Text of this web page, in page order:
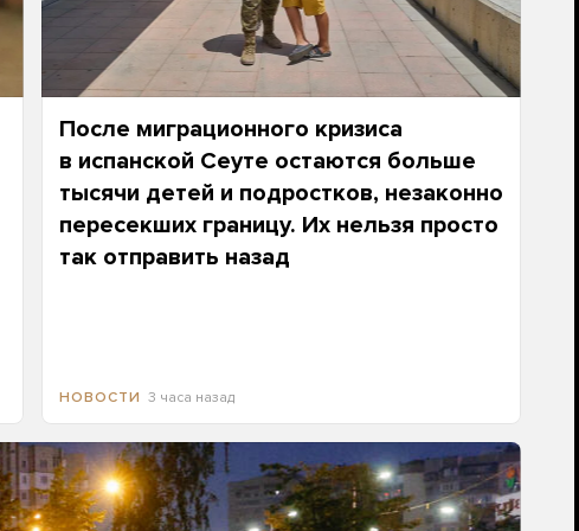
После миграционного кризиса
в испанской Сеуте остаются больше
тысячи детей и подростков, незаконно
пересекших границу. Их нельзя просто
так отправить назад
НОВОСТИ 3 часа назад